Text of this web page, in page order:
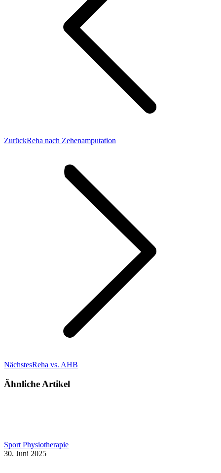
ZurückVorheriger
Reha nach Zehenamputation
NächstesNächster
Reha vs. AHB
Ähnliche Artikel
Sport Physiotherapie
30. Juni 2025